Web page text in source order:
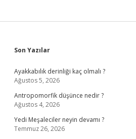
Sidebar
Son Yazılar
Ayakkabılık derinliği kaç olmalı ?
Ağustos 5, 2026
Antropomorfik düşünce nedir ?
Ağustos 4, 2026
Yedi Meşaleciler neyin devamı ?
Temmuz 26, 2026